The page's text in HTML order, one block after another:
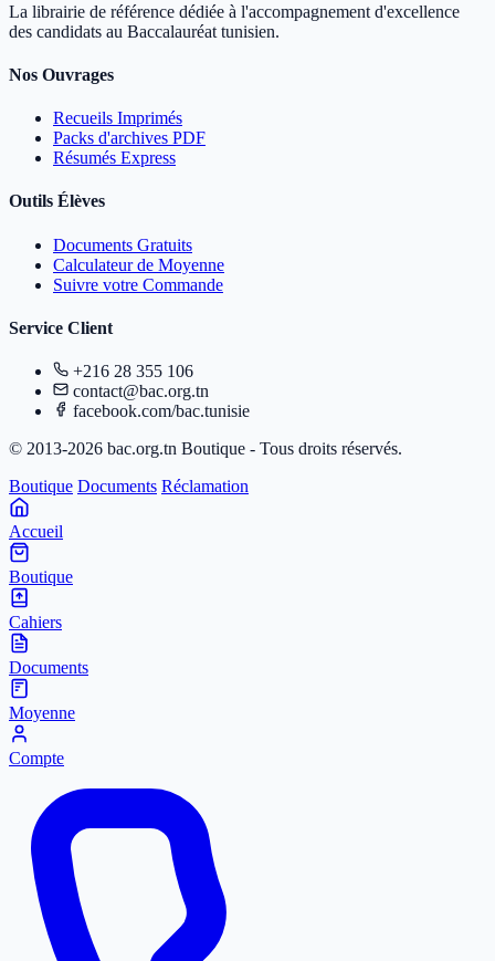
La librairie de référence dédiée à l'accompagnement d'excellence
des candidats au Baccalauréat tunisien.
Nos Ouvrages
Recueils Imprimés
Packs d'archives PDF
Résumés Express
Outils Élèves
Documents Gratuits
Calculateur de Moyenne
Suivre votre Commande
Service Client
+216 28 355 106
contact@bac.org.tn
facebook.com/bac.tunisie
© 2013-2026 bac.org.tn Boutique - Tous droits réservés.
Boutique Documents Réclamation
Accueil
Boutique
Cahiers
Documents
Moyenne
Compte